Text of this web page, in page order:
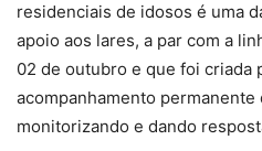
residenciais de idosos é uma
apoio aos lares, a par com a
02 de outubro e que foi criada
acompanhamento
monitorizando e dando